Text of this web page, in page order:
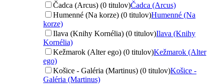
Čadca (Arcus) (0 titulov)Čadca (Arcus)
Humenné (Na korze) (0 titulov)Humenné (Na
korze)
Ilava (Knihy Kornélia) (0 titulov)Ilava (Knihy
Kornélia)
Kežmarok (Alter ego) (0 titulov)Kežmarok (Alter
ego)
Košice - Galéria (Martinus) (0 titulov)Košice -
Galéria (Martinus)